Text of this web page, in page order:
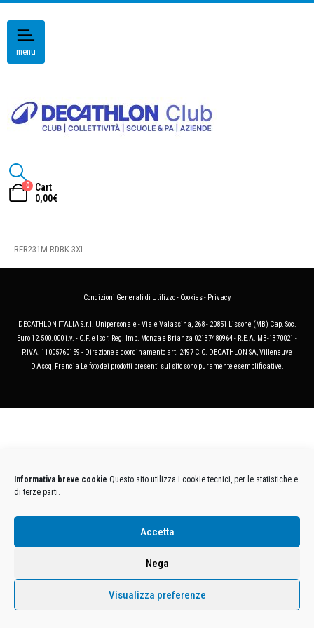
Informativa breve cookie Questo sito utilizza i cookie tecnici, per le statistiche e
di terze parti.
Accetta
Nega
Visualizza preferenze
menu
0
Cart
0,00€
RER231M-RDBK-3XL
Condizioni Generali di Utilizzo- Cookies- Privacy
DECATHLON ITALIA S.r.l. Unipersonale - Viale Valassina, 268 - 20851 Lissone (MB) Cap. Soc.
Euro 12.500.000 i.v. - C.F. e Iscr. Reg. Imp. Monza e Brianza 02137480964 - R.E.A. MB-1370021 -
P.IVA. 11005760159 - Direzione e coordinamento art. 2497 C.C. DECATHLON SA, Villeneuve
D'Ascq, Francia Le foto dei prodotti presenti sul sito sono puramente esemplificative.